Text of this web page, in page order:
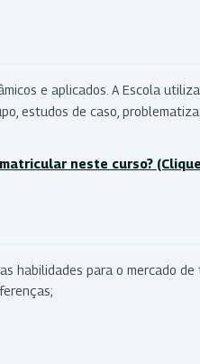
e aplicados. A Escola
estudos de caso,
neste curso?
habilidades para o mercado de